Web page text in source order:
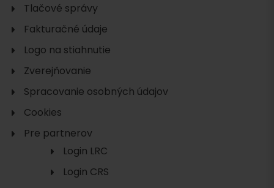
Tlačové správy
Fakturačné údaje
Logo na stiahnutie
Zverejňovanie
Spracovanie osobných údajov
Cookies
Pre partnerov
Login LRC
Login CRS